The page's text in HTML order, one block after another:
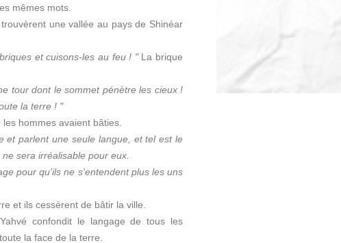
mêmes mots.
une vallée au pays de Shinéar
et cuisons-les au feu ! "La brique
tour dont le sommet pénètre les cieux !
la terre ! "
hommes avaient bâties.
et parlent une seule langue, et tel est le
sera irréalisable pour eux.
pour qu'ils ne s'entendent plus les uns
et ils cessèrent de bâtir la ville.
confondit le langage de tous les
la face de la terre.